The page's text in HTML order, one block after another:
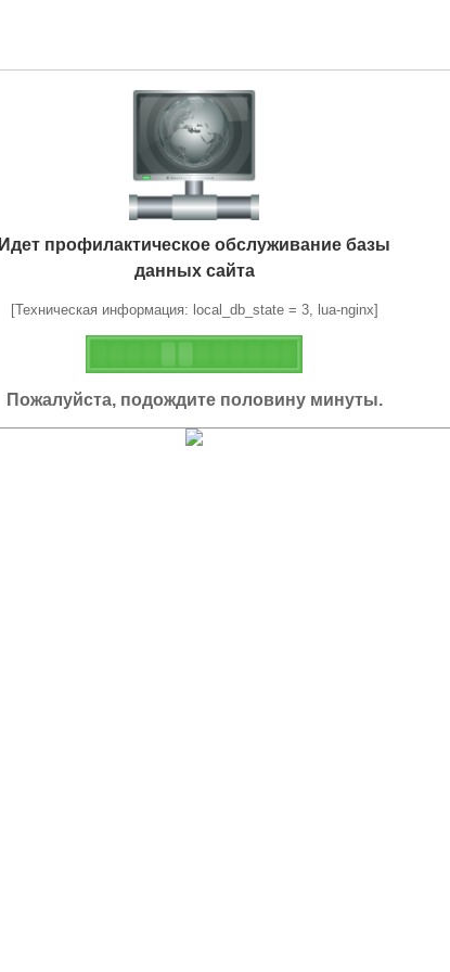
Идет профилактическое обслуживание базы
данных сайта
[Техническая информация: local_db_state = 3, lua-nginx]
Пожалуйста, подождите половину минуты.